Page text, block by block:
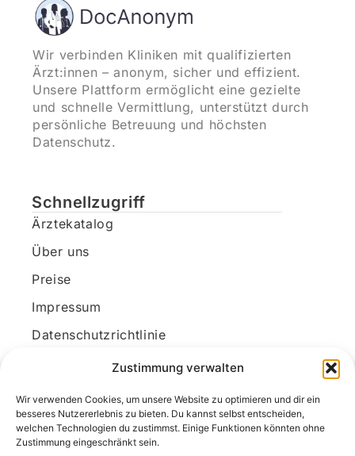
Zustimmung verwalten
Wir verwenden Cookies, um unsere Website zu optimieren und dir ein
besseres Nutzererlebnis zu bieten. Du kannst selbst entscheiden,
welchen Technologien du zustimmst. Einige Funktionen könnten ohne
Zustimmung eingeschränkt sein.
Wir verbinden Kliniken mit qualifizierten
Ärzt:innen – anonym, sicher und effizient.
Unsere Plattform ermöglicht eine gezielte
und schnelle Vermittlung, unterstützt durch
persönliche Betreuung und höchsten
Datenschutz.
Schnellzugriff
Ärztekatalog
Über uns
Preise
Impressum
Datenschutzrichtlinie
Kundenkonto
Unsere Kontaktdaten
E-Mail: kontakt@docanonym.com